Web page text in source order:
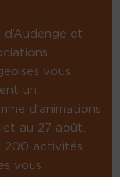
d’Audenge et
vous
un
d’animations
au 27 août.
200 activités
vous